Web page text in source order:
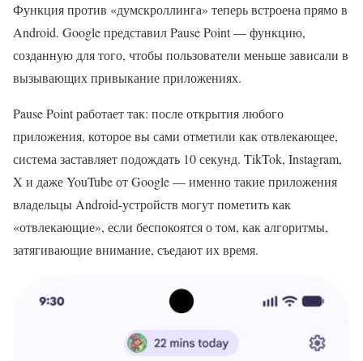
Функция против «думскроллинга» теперь встроена прямо в
Android. Google представил Pause Point — функцию,
созданную для того, чтобы пользователи меньше зависали в
вызывающих привыкание приложениях.
Pause Point работает так: после открытия любого
приложения, которое вы сами отметили как отвлекающее,
система заставляет подождать 10 секунд. TikTok, Instagram,
X и даже YouTube от Google — именно такие приложения
владельцы Android-устройств могут пометить как
«отвлекающие», если беспокоятся о том, как алгоритмы,
затягивающие внимание, съедают их время.